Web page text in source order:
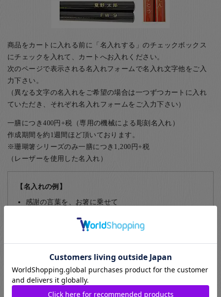
商品をカートに入れる前に「名入れする」のチェックボックス
にチェックを入れて、カートへお入れください。
次のページで表示される名入れフォームで名入れ文字他をご入
力下さい。
（異なる文字の名入れをご希望の場合は一つずつカートに入れ
ていただき、それぞれ名入れフォームをご入力下さい）
一膳につき400円+税（専用の機械による彫刻名入れ）
作成期間を約1週間ほど頂いております。
※珊瑚箸シリーズのみ一膳につき1,200円+税
（レーザーを使用した名入れ）
【名入れの例】
感謝の言葉を、お箸に乗せて
ご卒業・退職記念などに
飲食店など、常連のお客様に
名入れについて詳しくはこちら